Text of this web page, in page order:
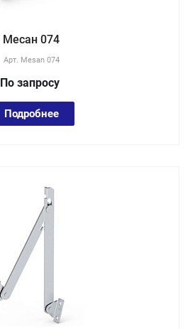
Месан 074
Арт. Mesan 074
По запросу
Подробнее